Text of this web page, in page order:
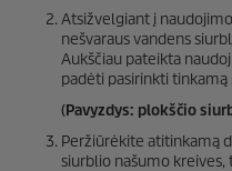
Atsižvelgiant į
nešvaraus vandens
Aukščiau pateikta
padėti pasirinkti tinkamą
(Pavyzdys: plokščio
Peržiūrėkite atitinkamą
siurblio našumo kreives,